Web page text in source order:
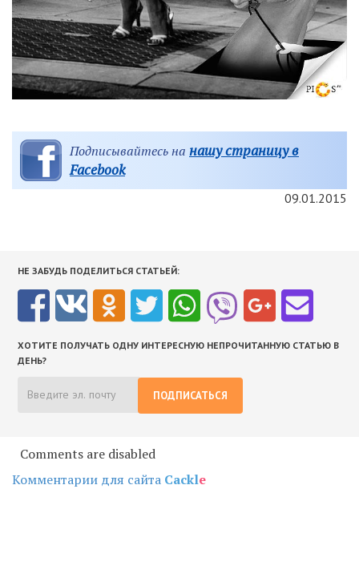
Подписывайтесь на нашу страницу в
Facebook
09.01.2015
НЕ ЗАБУДЬ ПОДЕЛИТЬСЯ СТАТЬЕЙ:
ХОТИТЕ ПОЛУЧАТЬ ОДНУ ИНТЕРЕСНУЮ НЕПРОЧИТАННУЮ СТАТЬЮ В
ДЕНЬ?
ПОДПИСАТЬСЯ
Comments are disabled
Комментарии для сайта Cackle